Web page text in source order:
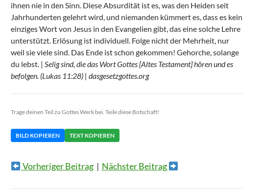
ihnen nie in den Sinn. Diese Absurdität ist es, was den Heiden seit
Jahrhunderten gelehrt wird, und niemanden kümmert es, dass es kein
einziges Wort von Jesus in den Evangelien gibt, das eine solche Lehre
unterstützt. Erlösung ist individuell. Folge nicht der Mehrheit, nur
weil sie viele sind. Das Ende ist schon gekommen! Gehorche, solange
du lebst. | Selig sind, die das Wort Gottes [Altes Testament] hören und es
befolgen. (Lukas 11:28) | dasgesetzgottes.org
Trage deinen Teil zu Gottes Werk bei. Teile diese Botschaft!
BILD KOPIEREN TEXT KOPIEREN
Vorheriger Beitrag| Nächster Beitrag